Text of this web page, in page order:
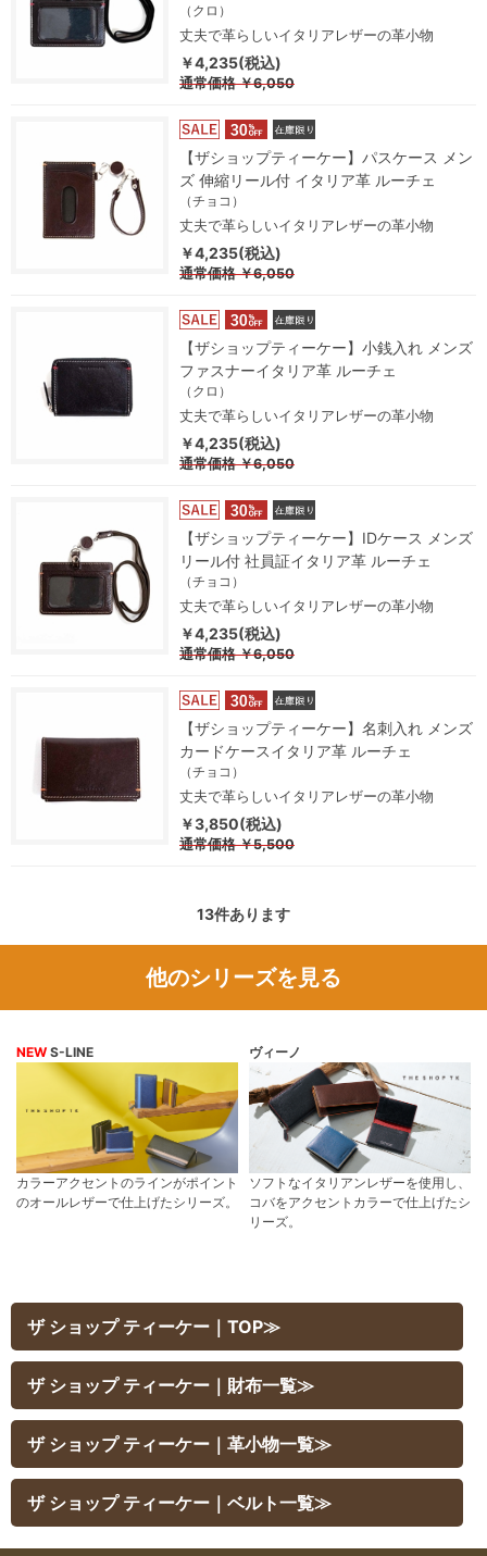
（クロ）
丈夫で革らしいイタリアレザーの革小物
￥4,235(税込)
通常価格￥6,050
【ザショップティーケー】パスケース メン
ズ 伸縮リール付 イタリア革 ルーチェ
（チョコ）
丈夫で革らしいイタリアレザーの革小物
￥4,235(税込)
通常価格￥6,050
【ザショップティーケー】小銭入れ メンズ
ファスナーイタリア革 ルーチェ
（クロ）
丈夫で革らしいイタリアレザーの革小物
￥4,235(税込)
通常価格￥6,050
【ザショップティーケー】IDケース メンズ
リール付 社員証イタリア革 ルーチェ
（チョコ）
丈夫で革らしいイタリアレザーの革小物
￥4,235(税込)
通常価格￥6,050
【ザショップティーケー】名刺入れ メンズ
カードケースイタリア革 ルーチェ
（チョコ）
丈夫で革らしいイタリアレザーの革小物
￥3,850(税込)
通常価格￥5,500
13件あります
他のシリーズを見る
NEW S-LINE
カラーアクセントのラインがポイント
のオールレザーで仕上げたシリーズ。
ヴィーノ
ソフトなイタリアンレザーを使用し、
コバをアクセントカラーで仕上げたシ
リーズ。
ザ ショップ ティーケー｜TOP≫
ザ ショップ ティーケー｜財布一覧≫
ザ ショップ ティーケー｜革小物一覧≫
ザ ショップ ティーケー｜ベルト一覧≫